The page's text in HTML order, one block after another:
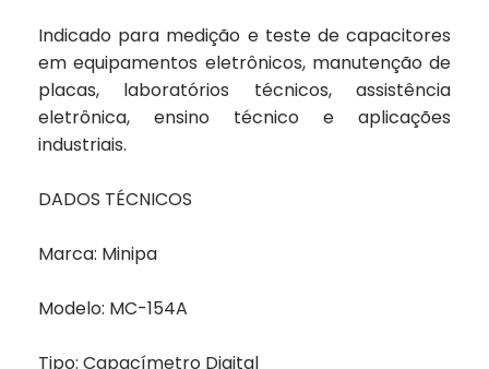
Indicado para medição e teste de capacitores
em equipamentos eletrônicos, manutenção de
placas, laboratórios técnicos, assistência
eletrônica, ensino técnico e aplicações
industriais.
DADOS TÉCNICOS
Marca: Minipa
Modelo: MC-154A
Tipo: Capacímetro Digital